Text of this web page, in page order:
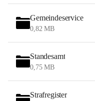
Gemeindeservice
0,82 MB
Standesamt
0,75 MB
Strafregister